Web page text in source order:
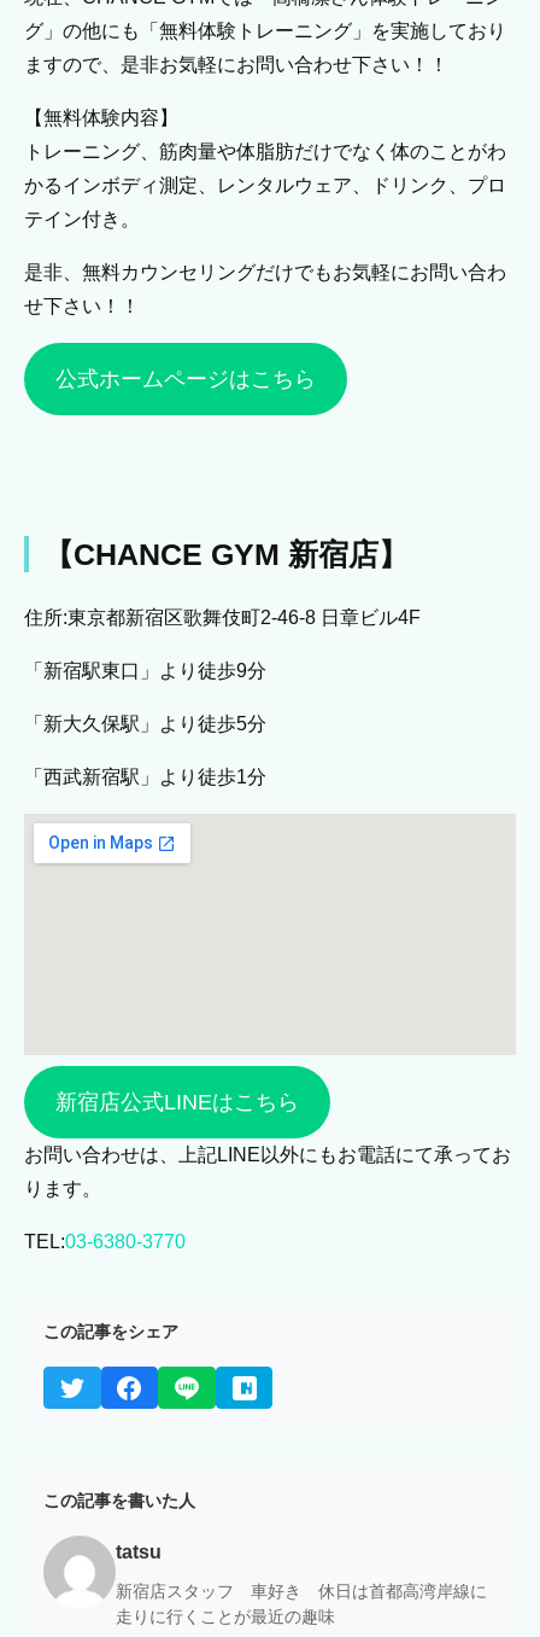
グ」の他にも「無料体験トレーニング」を実施しており
ますので、是非お気軽にお問い合わせ下さい！！
【無料体験内容】
トレーニング、筋肉量や体脂肪だけでなく体のことがわ
かるインボディ測定、レンタルウェア、ドリンク、プロ
テイン付き。
是非、無料カウンセリングだけでもお気軽にお問い合わ
せ下さい！！
公式ホームページはこちら
【CHANCE GYM 新宿店】
住所:東京都新宿区歌舞伎町2-46-8 日章ビル4F
「新宿駅東口」より徒歩9分
「新大久保駅」より徒歩5分
「西武新宿駅」より徒歩1分
新宿店公式LINEはこちら
お問い合わせは、上記LINE以外にもお電話にて承ってお
ります。
TEL:03-6380-3770
この記事をシェア
この記事を書いた人
tatsu
新宿店スタッフ 車好き 休日は首都高湾岸線に
走りに行くことが最近の趣味